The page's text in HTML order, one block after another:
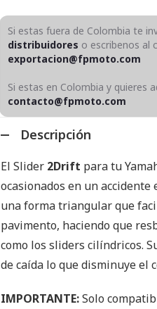
Si estas fuera de Colombia te
distribuidores o escribenos al
exportacion@fpmoto.com
Si estas en Colombia y quieres
contacto@fpmoto.com
Descripción
El Slider 2Drift para tu
ocasionados en un
una forma triangular que
pavimento, haciendo que
como los sliders cilíndricos.
de caída lo que disminuye el
IMPORTANTE:Solo